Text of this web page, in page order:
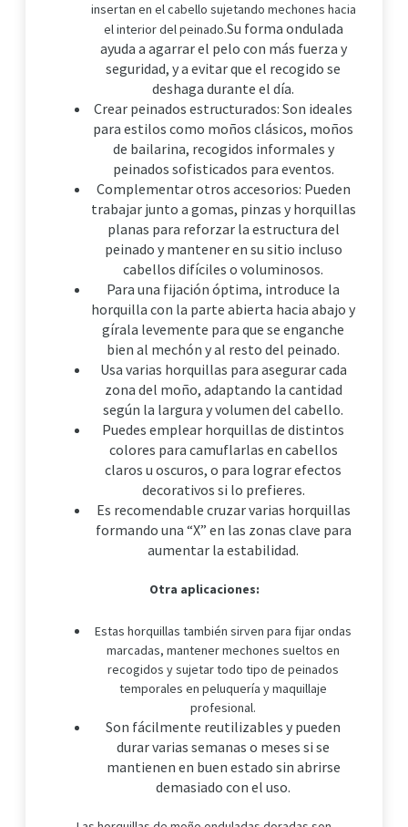
insertan en el cabello sujetando mechones hacia
el interior del peinado.Su forma ondulada
ayuda a agarrar el pelo con más fuerza y
seguridad, y a evitar que el recogido se
deshaga durante el día.
Crear peinados estructurados: Son ideales
para estilos como moños clásicos, moños
de bailarina, recogidos informales y
peinados sofisticados para eventos.
Complementar otros accesorios: Pueden
trabajar junto a gomas, pinzas y horquillas
planas para reforzar la estructura del
peinado y mantener en su sitio incluso
cabellos difíciles o voluminosos.
Para una fijación óptima, introduce la
horquilla con la parte abierta hacia abajo y
gírala levemente para que se enganche
bien al mechón y al resto del peinado.
Usa varias horquillas para asegurar cada
zona del moño, adaptando la cantidad
según la largura y volumen del cabello.
Puedes emplear horquillas de distintos
colores para camuflarlas en cabellos
claros u oscuros, o para lograr efectos
decorativos si lo prefieres.
Es recomendable cruzar varias horquillas
formando una “X” en las zonas clave para
aumentar la estabilidad.
Otra aplicaciones:
Estas horquillas también sirven para fijar ondas
marcadas, mantener mechones sueltos en
recogidos y sujetar todo tipo de peinados
temporales en peluquería y maquillaje
profesional.
Son fácilmente reutilizables y pueden
durar varias semanas o meses si se
mantienen en buen estado sin abrirse
demasiado con el uso.